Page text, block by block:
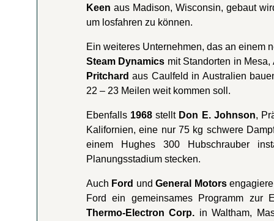
Keen aus Madison, Wisconsin, gebaut
um losfahren zu können.
Ein weiteres Unternehmen, das an einem
Steam Dynamics mit Standorten in
Pritchardaus Caulfeld in Australien
22 – 23 Meilen weit kommen soll.
Ebenfalls 1968 stellt Don E. Johnson,
Kalifornien, eine nur 75 kg schwere
einem Hughes 300 Hubschrauber
Planungsstadium stecken.
Auch Ford undGeneral Motors
Ford ein gemeinsames Programm zur
Thermo-Electron Corp. in Waltham,